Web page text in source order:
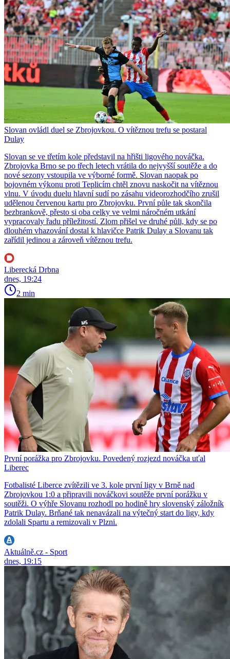
Slovan ovládl duel se Zbrojovkou. O vítěznou trefu se postaral
Dulay
Slovan se ve třetím kole představil na hřišti ligového nováčka.
Zbrojovka Brno se po třech letech vrátila do nejvyšší soutěže a do
nové sezony vstoupila ve výborné formě. Slovan naopak po
bojovném výkonu proti Teplicím chtěl znovu naskočit na vítěznou
vlnu. V úvodu duelu hlavní sudí po zásahu videorozhodčího zrušil
udělenou červenou kartu pro Zbrojovku. První půle tak skončila
bezbrankově, přesto si oba celky ve velmi náročném utkání
vypracovaly řadu příležitostí. Zlom přišel ve druhé půli, kdy se po
dlouhém vhazování dostal k hlavičce Patrik Dulay a Slovanu tak
zařídil jedinou a zároveň vítěznou trefu.
Liberecká Drbna
dnes, 19:24
2 min
První porážka pro Zbrojovku. Povedený rozjezd nováčka uťal
Liberec
Fotbalisté Liberce zvítězili ve 3. kole první ligy v Brně nad
Zbrojovkou 1:0 a připravili nováčkovi soutěže první porážku v
soutěži. O výhře Slovanu rozhodl po hodině hry slovenský záložník
Patrik Dulay. Brňané tak nenavázali na výtečný start do ligy, kdy
zdolali Spartu a remizovali v Plzni.
Aktuálně.cz - Sport
dnes, 19:15